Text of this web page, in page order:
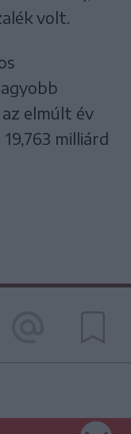
volt.
elmúlt év
milliárd